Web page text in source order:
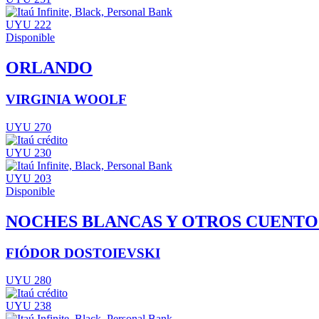
UYU 222
Disponible
ORLANDO
VIRGINIA WOOLF
UYU 270
UYU 230
UYU 203
Disponible
NOCHES BLANCAS Y OTROS
FIÓDOR DOSTOIEVSKI
UYU 280
UYU 238